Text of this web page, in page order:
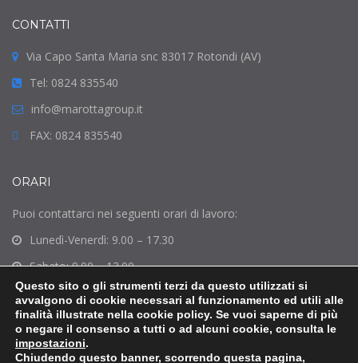
CONTATTI
Via Capo Santa Maria snc 83017 Rotondi (AV)
Tel: 0824 835540
info@marottagroup.it
FAX: 0824 835540
ORARI
Puoi contattarci nei seguenti orari di lavoro:
Lunedì-Venerdì: 9.00 – 17.30
Sabato: 9.00 – 13.00
Domenica: Chiuso
Questo sito o gli strumenti terzi da questo utilizzati si
avvalgono di cookie necessari al funzionamento ed utili alle
finalità illustrate nella cookie policy. Se vuoi saperne di più
o negare il consenso a tutti o ad alcuni cookie, consulta le
impostazioni.
Chiudendo questo banner, scorrendo questa pagina,